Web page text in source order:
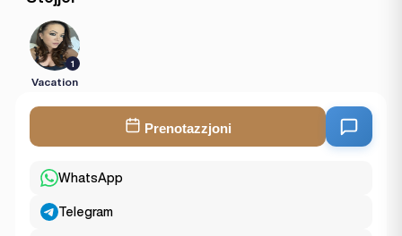
1
Vacation
Prenotazzjoni
WhatsApp
Telegram